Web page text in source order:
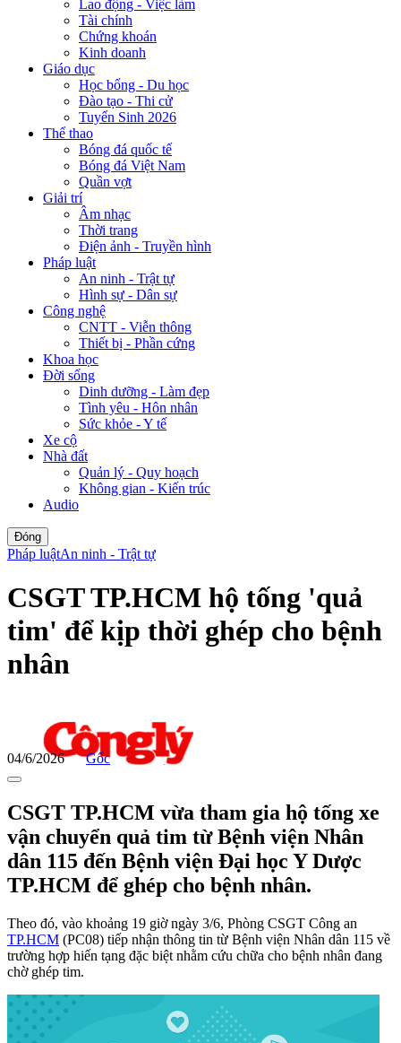
Lao động - Việc làm
Tài chính
Chứng khoán
Kinh doanh
Giáo dục
Học bổng - Du học
Đào tạo - Thi cử
Tuyển Sinh 2026
Thể thao
Bóng đá quốc tế
Bóng đá Việt Nam
Quần vợt
Giải trí
Âm nhạc
Thời trang
Điện ảnh - Truyền hình
Pháp luật
An ninh - Trật tự
Hình sự - Dân sự
Công nghệ
CNTT - Viễn thông
Thiết bị - Phần cứng
Khoa học
Đời sống
Dinh dưỡng - Làm đẹp
Tình yêu - Hôn nhân
Sức khỏe - Y tế
Xe cộ
Nhà đất
Quản lý - Quy hoạch
Không gian - Kiến trúc
Audio
Đóng
Pháp luậtAn ninh - Trật tự
CSGT TP.HCM hộ tống 'quả
tim' để kịp thời ghép cho bệnh
nhân
04/6/2026 Gốc
CSGT TP.HCM vừa tham gia hộ tống xe
vận chuyển quả tim từ Bệnh viện Nhân
dân 115 đến Bệnh viện Đại học Y Dược
TP.HCM để ghép cho bệnh nhân.
Theo đó, vào khoảng 19 giờ ngày 3/6, Phòng CSGT Công an
TP.HCM (PC08) tiếp nhận thông tin từ Bệnh viện Nhân dân 115 về
trường hợp hiến tạng đặc biệt nhằm cứu chữa cho bệnh nhân đang
chờ ghép tim.